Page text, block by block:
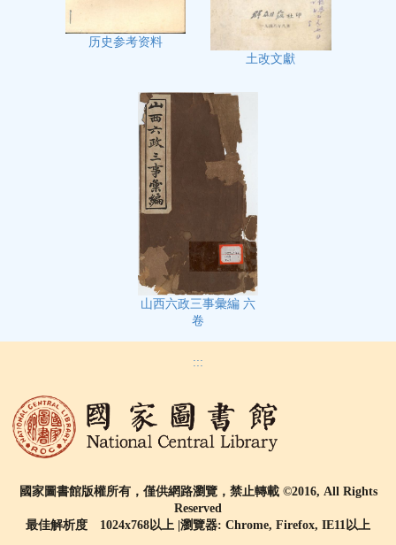
历史参考资料
土改文獻
山西六政三事彙編 六
卷
:::
國家圖書館版權所有，僅供網路瀏覽，禁止轉載 ©2016, All Rights
Reserved
最佳解析度 1024x768以上 |瀏覽器: Chrome, Firefox, IE11以上